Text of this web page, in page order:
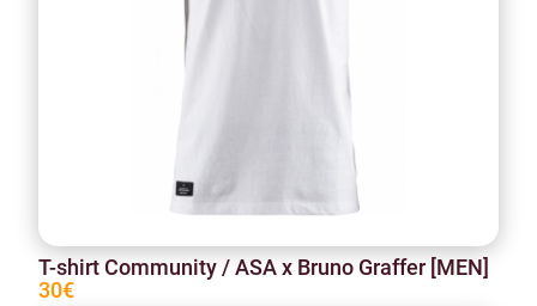
T-shirt Community / ASA x Bruno Graffer [MEN]
30€